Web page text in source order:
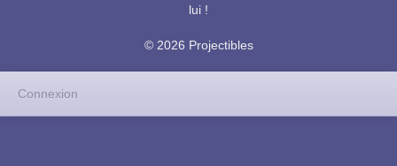
lui !
© 2026 Projectibles
Connexion